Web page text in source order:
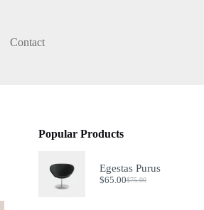
Contact
Popular Products
Egestas Purus
$75.00
Original
$65.00Current